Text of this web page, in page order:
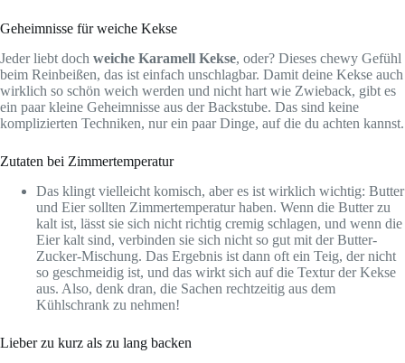
Geheimnisse für weiche Kekse
Jeder liebt doch weiche Karamell Kekse, oder? Dieses chewy Gefühl
beim Reinbeißen, das ist einfach unschlagbar. Damit deine Kekse auch
wirklich so schön weich werden und nicht hart wie Zwieback, gibt es
ein paar kleine Geheimnisse aus der Backstube. Das sind keine
komplizierten Techniken, nur ein paar Dinge, auf die du achten kannst.
Zutaten bei Zimmertemperatur
Das klingt vielleicht komisch, aber es ist wirklich wichtig: Butter
und Eier sollten Zimmertemperatur haben. Wenn die Butter zu
kalt ist, lässt sie sich nicht richtig cremig schlagen, und wenn die
Eier kalt sind, verbinden sie sich nicht so gut mit der Butter-
Zucker-Mischung. Das Ergebnis ist dann oft ein Teig, der nicht
so geschmeidig ist, und das wirkt sich auf die Textur der Kekse
aus. Also, denk dran, die Sachen rechtzeitig aus dem
Kühlschrank zu nehmen!
Lieber zu kurz als zu lang backen